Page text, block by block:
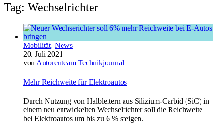
Tag: Wechselrichter
Mobilität, News
20. Juli 2021
von Autorenteam Technikjournal
Mehr Reichweite für Elektroautos
Durch Nutzung von Halbleitern aus Silizium-Carbid (SiC) in
einem neu entwickelten Wechselrichter soll die Reichweite
bei Elektroautos um bis zu 6 % steigen.